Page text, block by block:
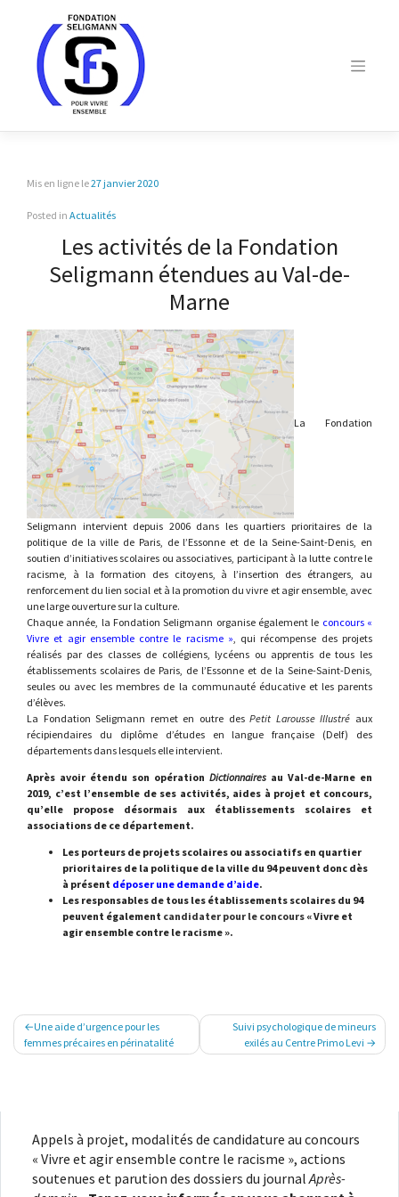
Mis en ligne le27 janvier 2020
Posted in Actualités
Les activités de la Fondation
Seligmann étendues au Val-de-
Marne
La Fondation
Seligmann intervient depuis 2006 dans les quartiers prioritaires de la
politique de la ville de Paris, de l’Essonne et de la Seine-Saint-Denis, en
soutien d’initiatives scolaires ou associatives, participant à la lutte contre le
racisme, à la formation des citoyens, à l’insertion des étrangers, au
renforcement du lien social et à la promotion du vivre et agir ensemble, avec
une large ouverture sur la culture.
Chaque année, la Fondation Seligmann organise également le concours «
Vivre et agir ensemble contre le racisme », qui récompense des projets
réalisés par des classes de collégiens, lycéens ou apprentis de tous les
établissements scolaires de Paris, de l’Essonne et de la Seine-Saint-Denis,
seules ou avec les membres de la communauté éducative et les parents
d’élèves.
La Fondation Seligmann remet en outre desPetit Larousse Illustré aux
récipiendaires du diplôme d’études en langue française (Delf) des
départements dans lesquels elle intervient.
Après avoir étendu son opération Dictionnaires au Val-de-Marne en
2019, c’est l’ensemble de ses activités, aides à projet et concours,
qu’elle propose désormais aux établissements scolaires et
associations de ce département.
Les porteurs de projets scolaires ou associatifs en quartier
prioritaires de la politique de la ville du 94 peuvent donc dès
à présent déposer une demande d’aide.
Les responsables de tous les établissements scolaires du 94
peuvent également candidater pour le concours « Vivre et
agir ensemble contre le racisme ».
Navigation
de
Une aide d’urgence pour les
femmes précaires en périnatalité
Suivi psychologique de mineurs
exilés au Centre Primo Levi
Appels à projet, modalités de candidature au concours
« Vivre et agir ensemble contre le racisme », actions
soutenues et parution des dossiers du journalAprès-